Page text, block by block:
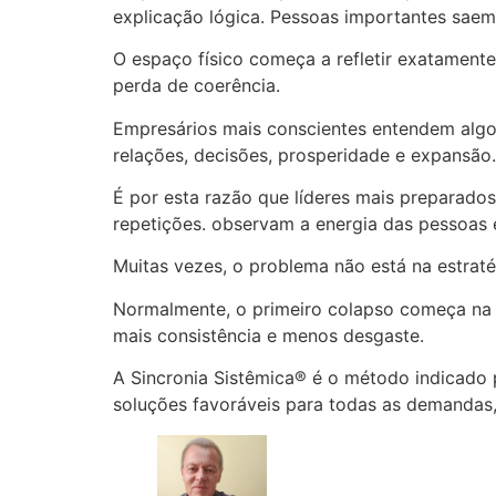
explicação lógica. Pessoas importantes
O espaço físico começa a refletir
perda de coerência.
Empresários mais conscientes entendem
relações, decisões, prosperidade e
É por esta razão que líderes mais
repetições. observam a energia das
Muitas vezes, o problema não está na
Normalmente, o primeiro colapso começa
mais consistência e menos desgaste.
A Sincronia Sistêmica® é o método
soluções favoráveis para todas as